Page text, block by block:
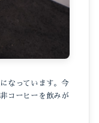
なっています。今
コーヒーを飲みが